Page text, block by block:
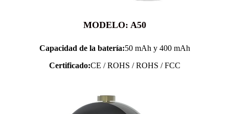
MODELO: A50
Capacidad de la batería:50 mAh y 400 mAh
Certificado:CE / ROHS / ROHS / FCC